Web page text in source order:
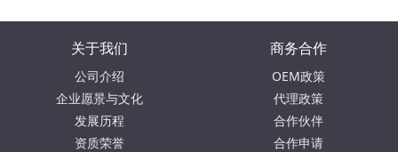
关于我们
公司介绍
企业愿景与文化
发展历程
资质荣誉
商务合作
OEM政策
代理政策
合作伙伴
合作申请